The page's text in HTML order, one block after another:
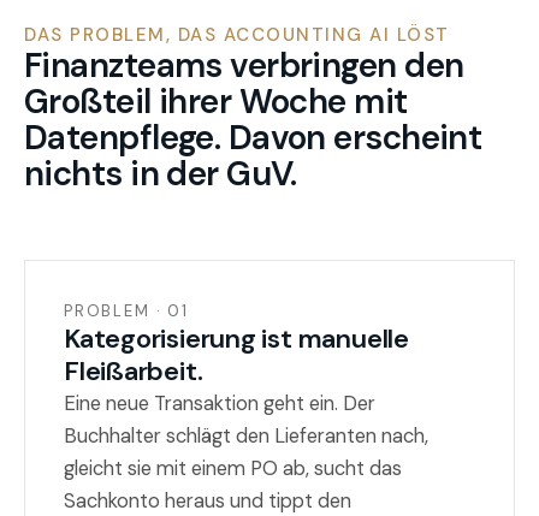
DAS PROBLEM, DAS ACCOUNTING AI LÖST
Finanzteams verbringen den
Großteil ihrer Woche mit
Datenpflege. Davon erscheint
nichts in der GuV.
PROBLEM · 01
Kategorisierung ist manuelle
Fleißarbeit.
Eine neue Transaktion geht ein. Der
Buchhalter schlägt den Lieferanten nach,
gleicht sie mit einem PO ab, sucht das
Sachkonto heraus und tippt den